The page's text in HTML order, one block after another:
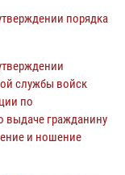
порядка
службы войск
по
выдаче гражданину
и ношение